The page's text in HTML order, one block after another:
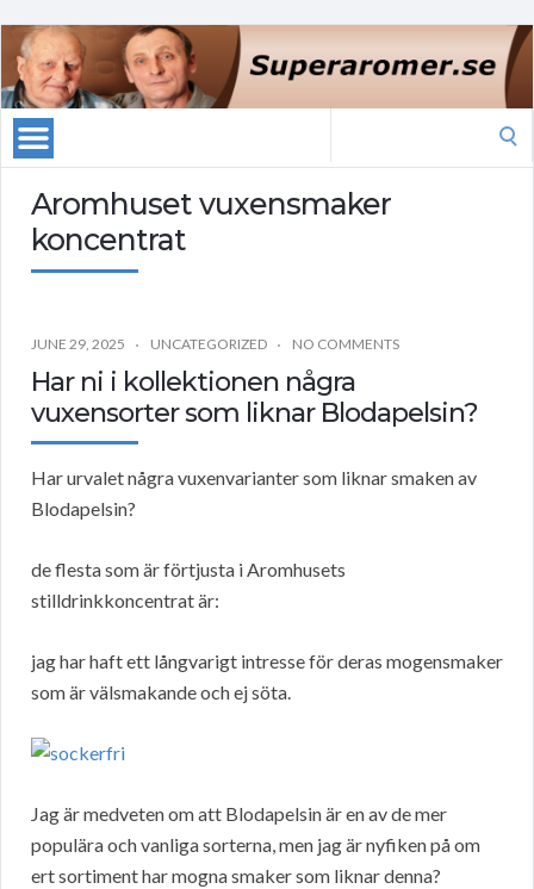
Aromhuset vuxensmaker
koncentrat
JUNE 29, 2025 UNCATEGORIZED NO COMMENTS
Har ni i kollektionen några
vuxensorter som liknar Blodapelsin?
Har urvalet några vuxenvarianter som liknar smaken av
Blodapelsin?
de flesta som är förtjusta i Aromhusets
stilldrinkkoncentrat är:
jag har haft ett långvarigt intresse för deras mogensmaker
som är välsmakande och ej söta.
Jag är medveten om att Blodapelsin är en av de mer
populära och vanliga sorterna, men jag är nyfiken på om
ert sortiment har mogna smaker som liknar denna?